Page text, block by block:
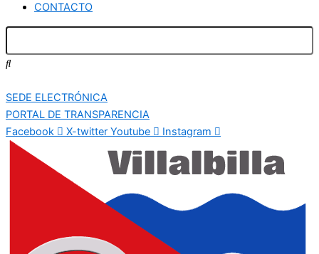
CONTACTO
SEDE ELECTRÓNICA
PORTAL DE TRANSPARENCIA
Facebook
X-twitter Youtube Instagram